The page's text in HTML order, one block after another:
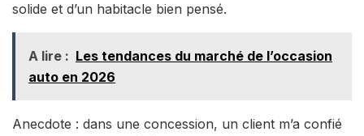
solide et d’un habitacle bien pensé.
A lire : Les tendances du marché de l’occasion
auto en 2026
Anecdote : dans une concession, un client m’a confié